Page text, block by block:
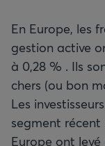
En Europe, les
gestion active
à 0,28 % . Ils
chers (ou bon
Les
segment récent
Europe ont levé